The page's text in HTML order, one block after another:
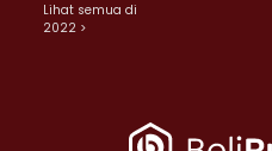
Lihat semua di
2022 >